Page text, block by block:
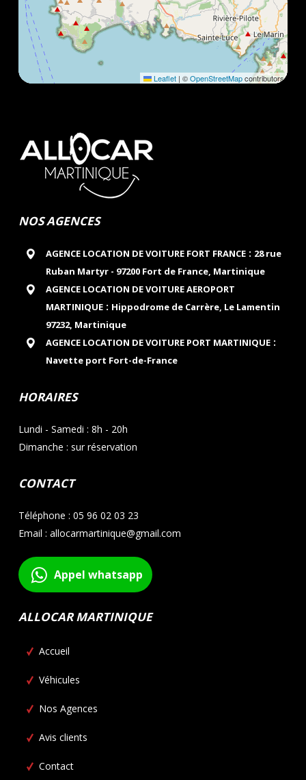
Leaflet | ©OpenStreetMapcontributors
NOS AGENCES
AGENCE LOCATION DE VOITURE FORT FRANCE: 28 rue
Ruban Martyr - 97200 Fort de France, Martinique
AGENCE LOCATION DE VOITURE AEROPORT
MARTINIQUE: Hippodrome de Carrère, Le Lamentin
97232, Martinique
AGENCE LOCATION DE VOITURE PORT MARTINIQUE:
Navette port Fort-de-France
HORAIRES
Lundi - Samedi : 8h - 20h
Dimanche : sur réservation
CONTACT
Téléphone : 05 96 02 03 23
Email : allocarmartinique@gmail.com
Appel whatsapp
ALLOCAR MARTINIQUE
Accueil
Véhicules
Nos Agences
Avis clients
Contact